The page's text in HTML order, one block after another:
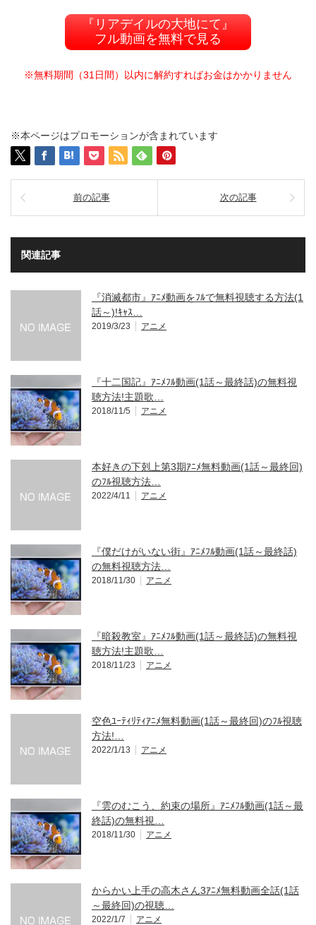
『リアデイルの大地にて』
フル動画を無料で見る
※無料期間（31日間）以内に解約すればお金はかかりません
※本ページはプロモーションが含まれています
前の記事 次の記事
関連記事
『消滅都市』ｱﾆﾒ動画をﾌﾙで無料視聴する方法(1
話～)!ｷｬｽ…
2019/3/23 アニメ
『十二国記』ｱﾆﾒﾌﾙ動画(1話～最終話)の無料視
聴方法!主題歌…
2018/11/5 アニメ
本好きの下剋上第3期ｱﾆﾒ無料動画(1話～最終回)
のﾌﾙ視聴方法…
2022/4/11 アニメ
『僕だけがいない街』ｱﾆﾒﾌﾙ動画(1話～最終話)
の無料視聴方法…
2018/11/30 アニメ
『暗殺教室』ｱﾆﾒﾌﾙ動画(1話～最終話)の無料視
聴方法!主題歌…
2018/11/23 アニメ
空色ﾕｰﾃｨﾘﾃｨｱﾆﾒ無料動画(1話～最終回)のﾌﾙ視聴
方法!…
2022/1/13 アニメ
『雲のむこう、約束の場所』ｱﾆﾒﾌﾙ動画(1話～最
終話)の無料視…
2018/11/30 アニメ
からかい上手の高木さん3ｱﾆﾒ無料動画全話(1話
～最終回)の視聴…
2022/1/7 アニメ